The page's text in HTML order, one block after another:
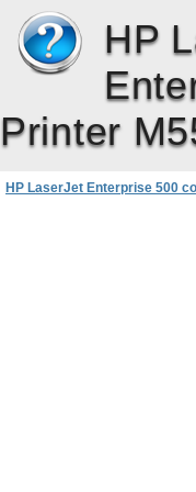
HP
Printer
HP LaserJet Enterprise 500